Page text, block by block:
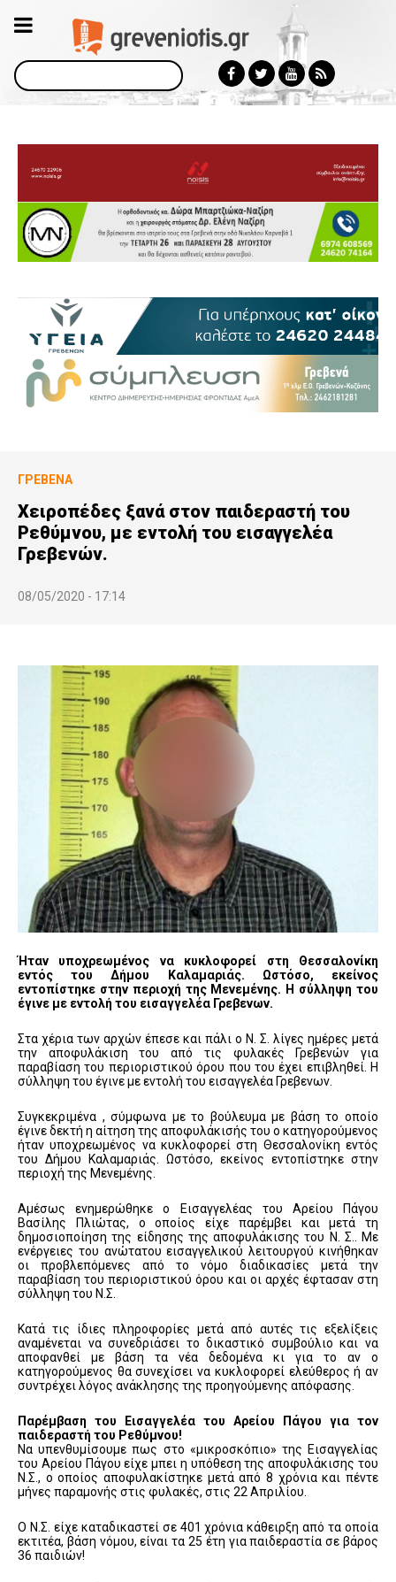
Αναζήτηση
ΓΡΕΒΕΝΆ
Χειροπέδες ξανά στον παιδεραστή του
Ρεθύμνου, με εντολή του εισαγγελέα
Γρεβενών.
08/05/2020 - 17:14
Ήταν υποχρεωμένος να κυκλοφορεί στη Θεσσαλονίκη
εντός του Δήμου Καλαμαριάς. Ωστόσο, εκείνος
εντοπίστηκε στην περιοχή της Μενεμένης. Η σύλληψη του
έγινε με εντολή του εισαγγελέα Γρεβενων.
Στα χέρια των αρχών έπεσε και πάλι ο Ν. Σ. λίγες ημέρες μετά
την αποφυλάκιση του από τις φυλακές Γρεβενών για
παραβίαση του περιοριστικού όρου που του έχει επιβληθεί. Η
σύλληψη του έγινε με εντολή του εισαγγελέα Γρεβενων.
Συγκεκριμένα , σύμφωνα με το βούλευμα με βάση το οποίο
έγινε δεκτή η αίτηση της αποφυλάκισής του ο κατηγορούμενος
ήταν υποχρεωμένος να κυκλοφορεί στη Θεσσαλονίκη εντός
του Δήμου Καλαμαριάς. Ωστόσο, εκείνος εντοπίστηκε στην
περιοχή της Μενεμένης.
Αμέσως ενημερώθηκε ο Εισαγγελέας του Αρείου Πάγου
Βασίλης Πλιώτας, ο οποίος είχε παρέμβει και μετά τη
δημοσιοποίηση της είδησης της αποφυλάκισης του Ν. Σ.. Με
ενέργειες του ανώτατου εισαγγελικού λειτουργού κινήθηκαν
οι προβλεπόμενες από το νόμο διαδικασίες μετά την
παραβίαση του περιοριστικού όρου και οι αρχές έφτασαν στη
σύλληψη του Ν.Σ.
Κατά τις ίδιες πληροφορίες μετά από αυτές τις εξελίξεις
αναμένεται να συνεδριάσει το δικαστικό συμβούλιο και να
αποφανθεί με βάση τα νέα δεδομένα κι για το αν ο
κατηγορούμενος θα συνεχίσει να κυκλοφορεί ελεύθερος ή αν
συντρέχει λόγος ανάκλησης της προηγούμενης απόφασης.
Παρέμβαση του Εισαγγελέα του Αρείου Πάγου για τον
παιδεραστή του Ρεθύμνου!
Να υπενθυμίσουμε πως στο «μικροσκόπιο» της Εισαγγελίας
του Αρείου Πάγου είχε μπει η υπόθεση της αποφυλάκισης του
Ν.Σ., ο οποίος αποφυλακίστηκε μετά από 8 χρόνια και πέντε
μήνες παραμονής στις φυλακές, στις 22 Απριλίου.
Ο Ν.Σ. είχε καταδικαστεί σε 401 χρόνια κάθειρξη από τα οποία
εκτιτέα, βάση νόμου, είναι τα 25 έτη για παιδεραστία σε βάρος
36 παιδιών!